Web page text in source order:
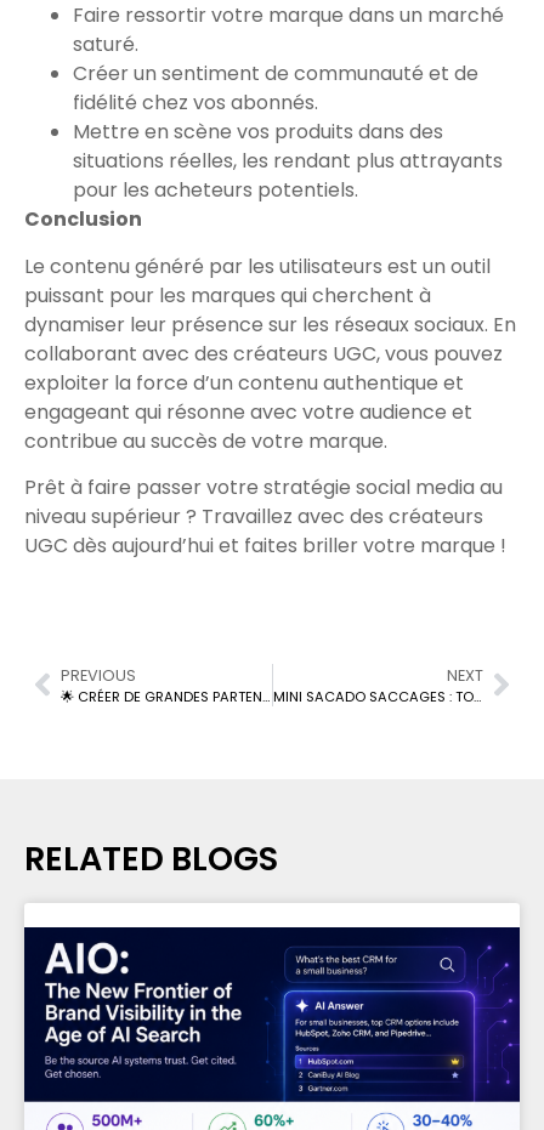
Faire ressortir votre marque dans un marché
saturé.
Créer un sentiment de communauté et de
fidélité chez vos abonnés.
Mettre en scène vos produits dans des
situations réelles, les rendant plus attrayants
pour les acheteurs potentiels.
Conclusion
Le contenu généré par les utilisateurs est un outil
puissant pour les marques qui cherchent à
dynamiser leur présence sur les réseaux sociaux. En
collaborant avec des créateurs UGC, vous pouvez
exploiter la force d’un contenu authentique et
engageant qui résonne avec votre audience et
contribue au succès de votre marque.
Prêt à faire passer votre stratégie social media au
niveau supérieur ? Travaillez avec des créateurs
UGC dès aujourd’hui et faites briller votre marque !
PREVIOUS
🌟 CRÉER DE GRANDES PARTENARIATS DE MARQUE 🌟
NEXT
MINI SACADO SACCAGES : TON PASS POUR L’AUTOMNE ÉCO-RESPONSABLE ET CRÉATIF
RELATED BLOGS